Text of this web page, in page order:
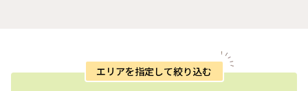
エリアを指定して絞り込む